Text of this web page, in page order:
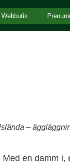
Webbutik
–
en damm